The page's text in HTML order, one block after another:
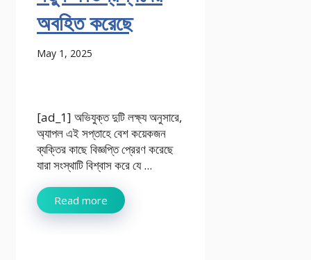
অবহিত করেছে
May 1, 2025
[ad_1] অভিযুক্ত দুটি লক্ষ্য অনুসারে,
অ্যাপল এই সপ্তাহে বেশ কয়েকজন
ব্যক্তির কাছে বিজ্ঞপ্তি প্রেরণ করেছে
যারা সংস্থাটি বিশ্বাস করে যে ...
Read more